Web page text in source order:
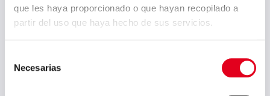
que les haya proporcionado o que hayan recopilado a
partir del uso que haya hecho de sus servicios.
Necesarias
Bearbeitung entfernt werden. Der
Werkstoff kann im lösungsgeglühten
Kaltumformung erhöht.